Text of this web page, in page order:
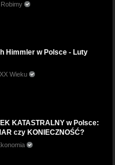
Himmler w Polsce - Luty
Wieku
KATASTRALNY w Polsce:
czy KONIECZNOŚĆ?